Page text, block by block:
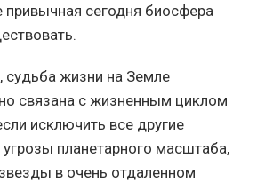
привычная сегодня биосфера
судьба жизни на Земле
связана с жизненным циклом
исключить все другие
планетарного масштаба,
в очень отдаленном